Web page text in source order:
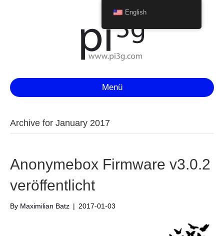
Menü
Archive for January 2017
Anonymebox Firmware v3.0.2
veröffentlicht
By Maximilian Batz | 2017-01-03
English